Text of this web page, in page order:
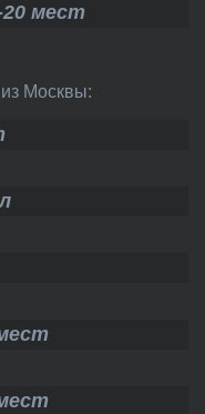
мест
из Москвы: